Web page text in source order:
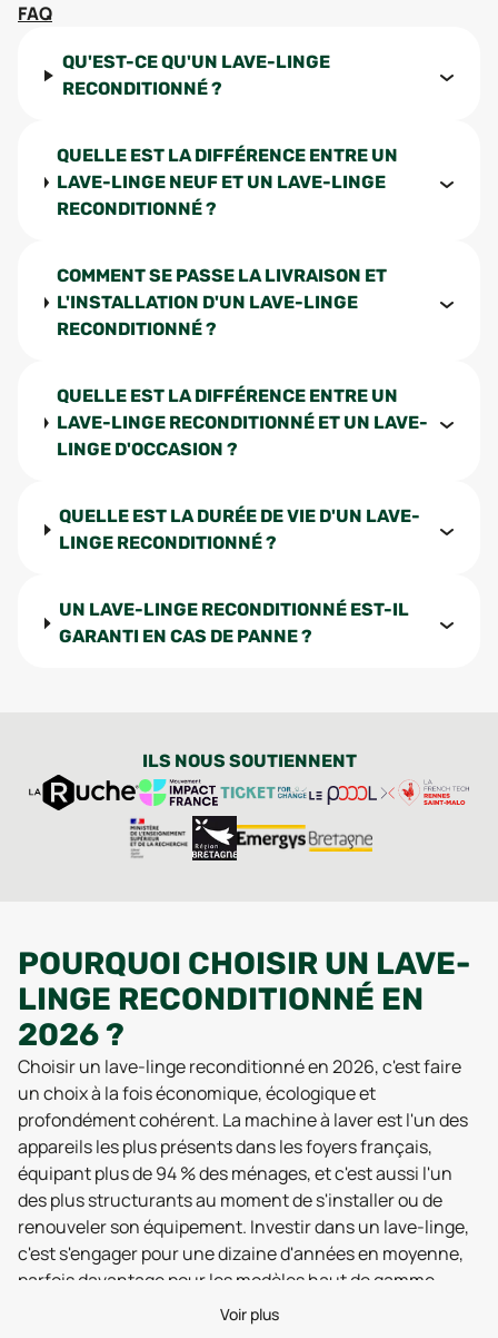
FAQ
QU'EST-CE QU'UN LAVE-LINGE
RECONDITIONNÉ ?
QUELLE EST LA DIFFÉRENCE ENTRE UN
LAVE-LINGE NEUF ET UN LAVE-LINGE
RECONDITIONNÉ ?
COMMENT SE PASSE LA LIVRAISON ET
L'INSTALLATION D'UN LAVE-LINGE
RECONDITIONNÉ ?
QUELLE EST LA DIFFÉRENCE ENTRE UN
LAVE-LINGE RECONDITIONNÉ ET UN LAVE-
LINGE D'OCCASION ?
QUELLE EST LA DURÉE DE VIE D'UN LAVE-
LINGE RECONDITIONNÉ ?
UN LAVE-LINGE RECONDITIONNÉ EST-IL
GARANTI EN CAS DE PANNE ?
ILS NOUS SOUTIENNENT
POURQUOI CHOISIR UN LAVE-
LINGE RECONDITIONNÉ EN
2026 ?
Choisir un lave-linge reconditionné en 2026, c'est faire
un choix à la fois économique, écologique et
profondément cohérent. La machine à laver est l'un des
appareils les plus présents dans les foyers français,
équipant plus de 94 % des ménages, et c'est aussi l'un
des plus structurants au moment de s'installer ou de
renouveler son équipement. Investir dans un lave-linge,
c'est s'engager pour une dizaine d'années en moyenne,
parfois davantage pour les modèles haut de gamme.
Un lave-linge reconditionné, c'est un appareil qui a déjà
Voir plus